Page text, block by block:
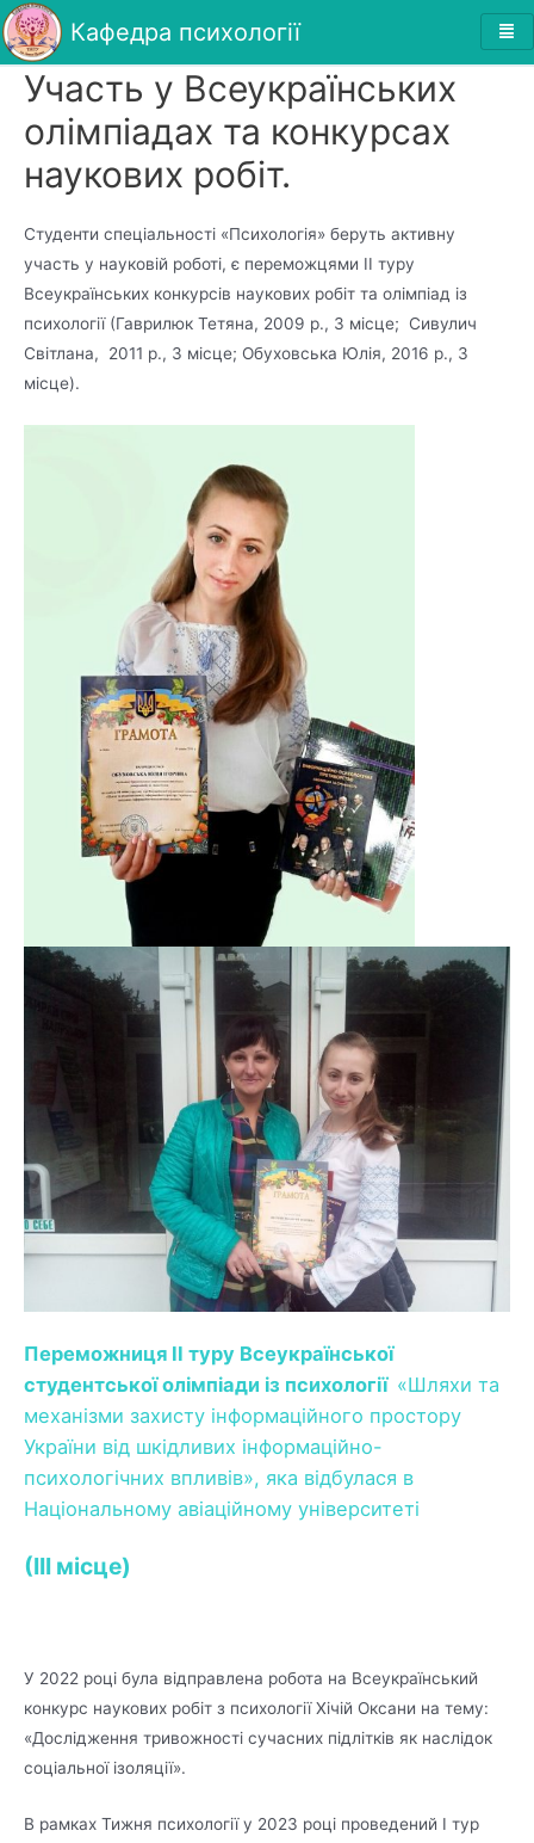
Кафедра психології
Участь у Всеукраїнських
олімпіадах та конкурсах
наукових робіт.
Студенти спеціальності «Психологія» беруть активну
участь у науковій роботі, є переможцями ІІ туру
Всеукраїнських конкурсів наукових робіт та олімпіад із
психології (Гаврилюк Тетяна, 2009 р., 3 місце; Сивулич
Світлана, 2011 р., 3 місце; Обуховська Юлія, 2016 р., 3
місце).
Переможниця ІІ туру Всеукраїнської
студентської олімпіади із психології «Шляхи та
механізми захисту інформаційного простору
України від шкідливих інформаційно-
психологічних впливів», яка відбулася в
Національному авіаційному університеті
(III місце)
У 2022 році була відправлена робота на Всеукраїнський
конкурс наукових робіт з психології Хічій Оксани на тему:
«Дослідження тривожності сучасних підлітків як наслідок
соціальної ізоляції».
В рамках Тижня психології у 2023 році проведений І тур